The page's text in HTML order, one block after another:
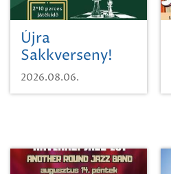
Újra
Sakkverseny!
2026.08.06.